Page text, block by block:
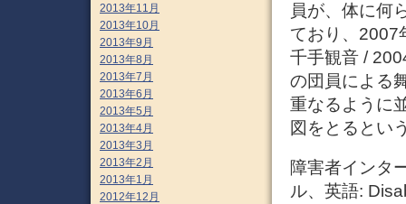
員が、体に何
ており、2007
千手観音 /
の団員による
重なるように
図をとるとい
障害者インタ
ル、英語:
2013年11月
2013年10月
2013年9月
2013年8月
2013年7月
2013年6月
2013年5月
2013年4月
2013年3月
2013年2月
2013年1月
2012年12月